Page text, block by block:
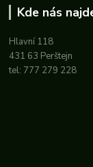
Kde nás
Hlavní 118
431 63 Perštejn
tel: 777 279 228